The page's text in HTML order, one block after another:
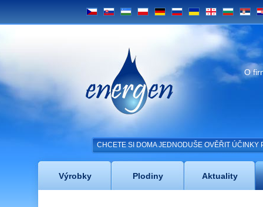
CS SK UZ PL DE RU UA GE BG SRB
Energen
O
CHCETE SI DOMA JEDNODUŠE OVĚŘIT
Výrobky Plodiny Aktuality